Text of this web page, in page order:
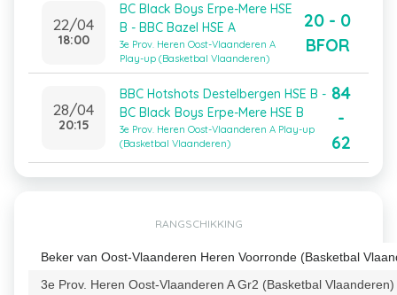
22/04
18:00
BC Black Boys Erpe-Mere HSE
B - BBC Bazel HSE A
3e Prov. Heren Oost-Vlaanderen A
Play-up (Basketbal Vlaanderen)
20 - 0
BFOR
28/04
20:15
BBC Hotshots Destelbergen HSE B -
BC Black Boys Erpe-Mere HSE B
3e Prov. Heren Oost-Vlaanderen A Play-up
(Basketbal Vlaanderen)
84
-
62
RANGSCHIKKING
Beker van Oost-Vlaanderen Heren Voorronde (Basketbal
3e Prov. Heren Oost-Vlaanderen A Gr2 (Basketbal Vlaanderen)